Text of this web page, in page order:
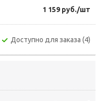
1 159 руб./шт
Доступно для заказа (4)